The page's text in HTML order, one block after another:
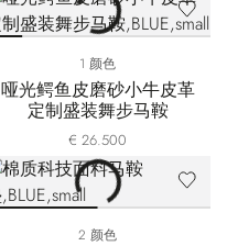
1 颜色
哑光鳄鱼皮磨砂小牛皮革
定制盛装舞步马鞍
€ 26.500
2 颜色